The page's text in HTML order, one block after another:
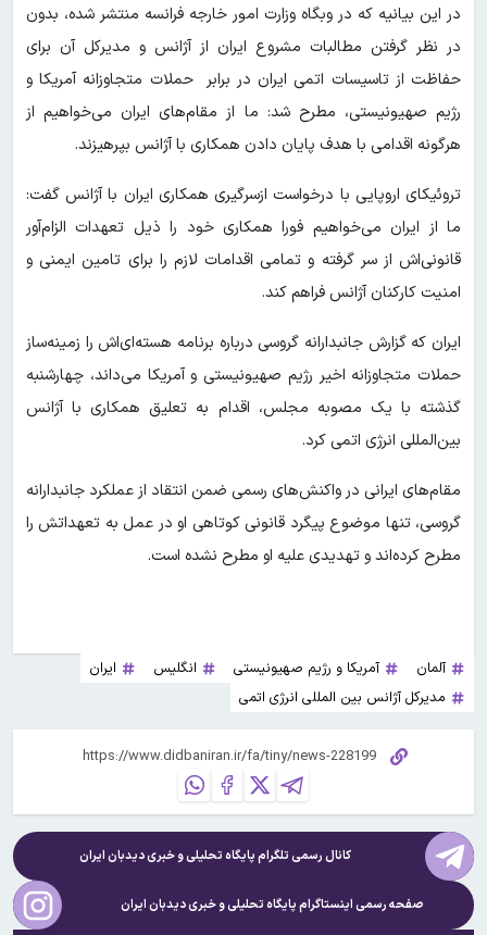
در این بیانیه که در وبگاه وزارت امور خارجه فرانسه منتشر شده، بدون
در نظر گرفتن مطالبات مشروع ایران از آژانس و مدیرکل آن برای
حفاظت از تاسیسات اتمی ایران در برابر حملات متجاوزانه آمریکا و
رژیم صهیونیستی، مطرح شد: ما از مقام‌های ایران می‌خواهیم از
هرگونه اقدامی با هدف پایان دادن همکاری با آژانس بپرهیزند.
تروئیکای اروپایی با درخواست ازسرگیری همکاری ایران با آژانس گفت:
ما از ایران می‌خواهیم فورا همکاری خود را ذیل تعهدات الزام‌آور
قانونی‌اش از سر گرفته و تمامی اقدامات لازم را برای تامین ایمنی و
امنیت کارکنان آژانس فراهم کند.
ایران که گزارش جانبدارانه گروسی درباره برنامه هسته‌ای‌اش را زمینه‌ساز
حملات متجاوزانه اخیر رژیم صهیونیستی و آمریکا می‌داند، چهارشنبه
گذشته با یک مصوبه مجلس، اقدام به تعلیق همکاری با آژانس
بین‌المللی انرژی اتمی کرد.
مقام‌های ایرانی در واکنش‌های رسمی ضمن انتقاد از عملکرد جانبدارانه
گروسی، تنها موضوع پیگرد قانونی کوتاهی او در عمل به تعهداتش را
مطرح کرده‌اند و تهدیدی علیه او مطرح نشده است.
آلمان آمریکا و رژیم صهیونیستی انگلیس
ایران
مدیرکل آژانس بین المللی انرژی اتمی
کانال رسمی تلگرام پایگاه تحلیلی و خبریدیدبان ایران
صفحه رسمی اینستاگرام پایگاه تحلیلی و خبریدیدبان ایران